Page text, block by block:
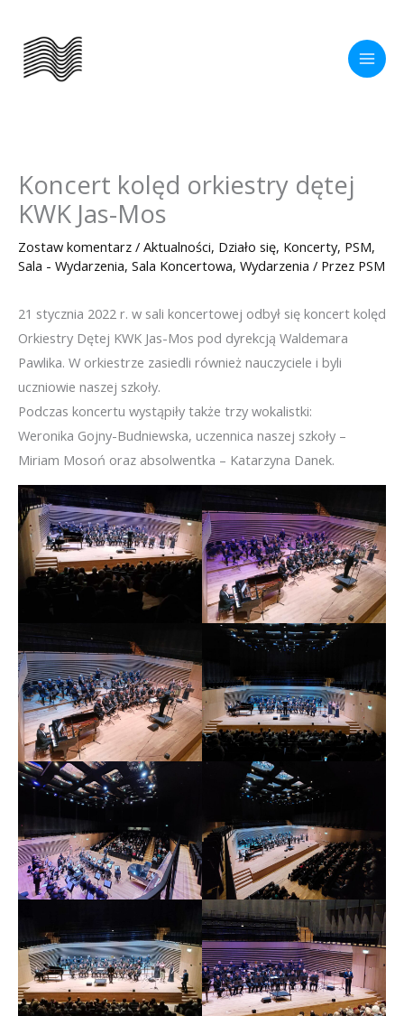
treści
Koncert kolęd orkiestry dętej
KWK Jas-Mos
Zostaw komentarz / Aktualności, Działo się, Koncerty, PSM,
Sala - Wydarzenia, Sala Koncertowa, Wydarzenia / Przez PSM
21 stycznia 2022 r. w sali koncertowej odbył się koncert kolęd
Orkiestry Dętej KWK Jas-Mos pod dyrekcją Waldemara
Pawlika. W orkiestrze zasiedli również nauczyciele i byli
uczniowie naszej szkoły.
Podczas koncertu wystąpiły także trzy wokalistki:
Weronika Gojny-Budniewska, uczennica naszej szkoły –
Miriam Mosoń oraz absolwentka – Katarzyna Danek.